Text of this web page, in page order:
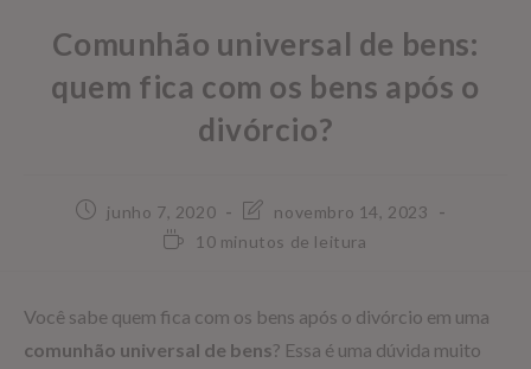
Comunhão universal de bens:
quem fica com os bens após o
divórcio?
junho 7, 2020
novembro 14, 2023
10 minutos de leitura
Você sabe quem fica com os bens após o divórcio em uma
comunhão universal de bens? Essa é uma dúvida muito